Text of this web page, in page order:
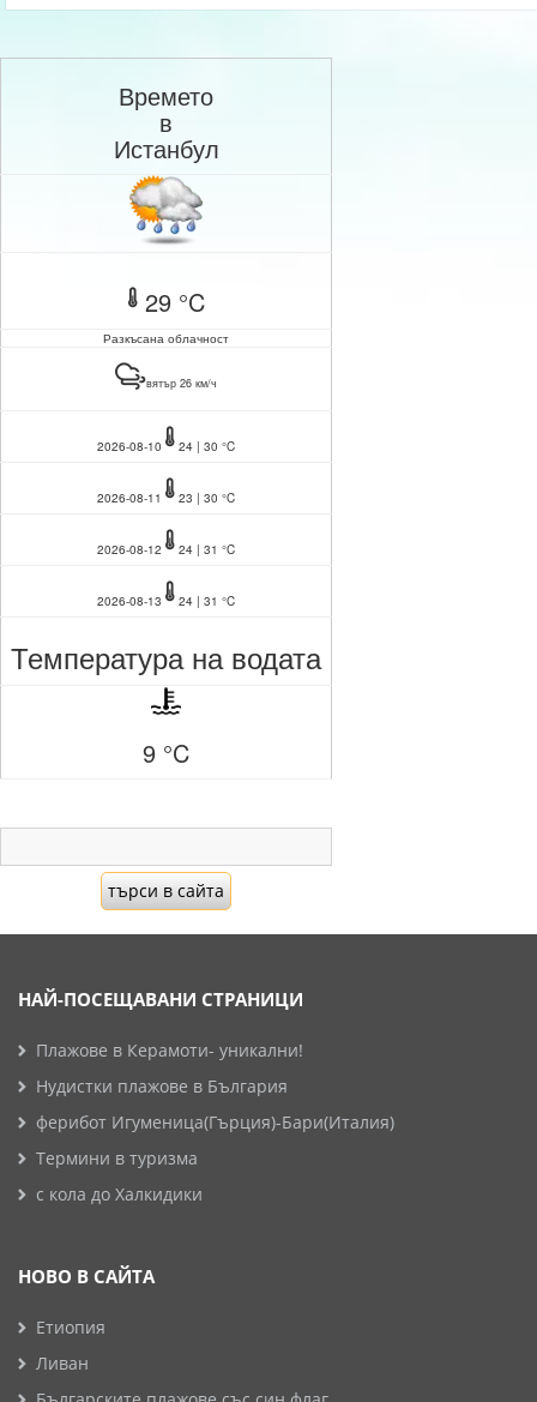
Времето
в
Истанбул
29 °C
Разкъсана облачност
вятър 26 км/ч
2026-08-10 24 | 30 °C
2026-08-11 23 | 30 °C
2026-08-12 24 | 31 °C
2026-08-13 24 | 31 °C
Температура на водата
9 °C
НАЙ-ПОСЕЩАВАНИ СТРАНИЦИ
Плажове в Керамоти- уникални!
Нудистки плажове в България
ферибот Игуменица(Гърция)-Бари(Италия)
Термини в туризма
с кола до Халкидики
НОВО В САЙТА
Етиопия
Ливан